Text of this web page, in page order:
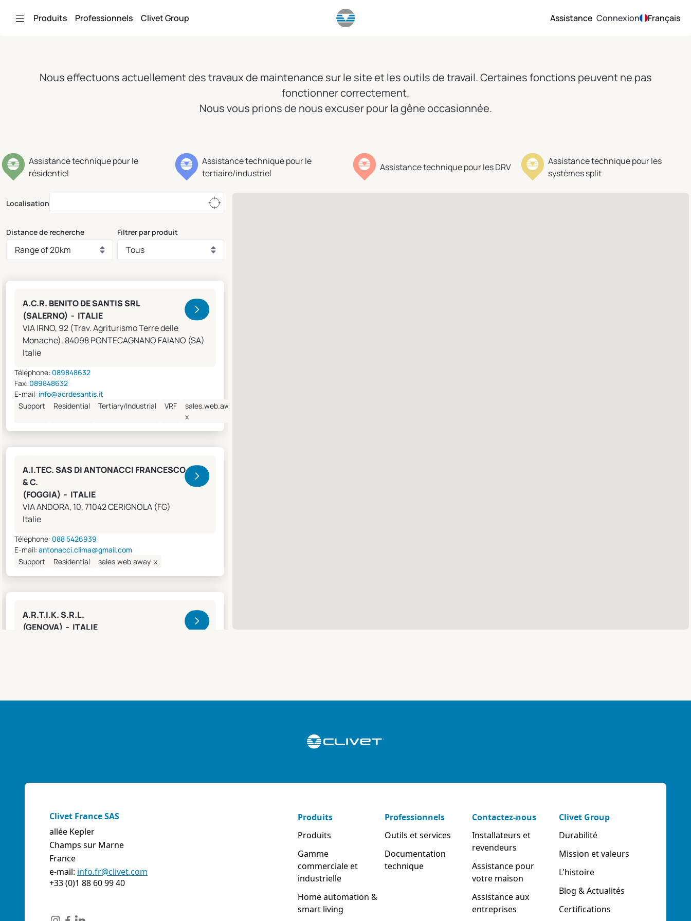
Produits Professionnels Clivet Group Assistance Connexion Français
Nous effectuons actuellement des travaux de maintenance sur le site et les outils de travail. Certaines fonctions peuvent ne pas
fonctionner correctement.
Nous vous prions de nous excuser pour la gêne occasionnée.
Assistance technique pour le
résidentiel
Assistance technique pour le
tertiaire/industriel
Assistance technique pour les DRV
Assistance technique pour les
systèmes split
Localisation
Distance de recherche Filtrer par produit
A.C.R. BENITO DE SANTIS SRL
(SALERNO) - ITALIE
VIA IRNO, 92 (Trav. Agriturismo Terre delle
Monache), 84098 PONTECAGNANO FAIANO (SA)
Italie
Téléphone: 089848632
Fax: 089848632
E-mail: info@acrdesantis.it
Support
Residential Tertiary/Industrial VRF
sales.web.away-
x
A.I.TEC. SAS DI ANTONACCI FRANCESCO
& C.
(FOGGIA) - ITALIE
VIA ANDORA, 10, 71042 CERIGNOLA (FG)
Italie
Téléphone: 088 5426939
E-mail: antonacci.clima@gmail.com
Support
Residential sales.web.away-x
A.R.T.I.K. S.R.L.
(GENOVA) - ITALIE
VIA MAESTRI DEL LAVORO, 4 - Z.I., 05023 BASCHI
0744/957610
0744956015
info@aziendaserviziitalia.it
Tertiary/Industrial
A.VENTI SRL
Clivet France SAS
allée Kepler
Champs sur Marne
France
e-mail: info.fr@clivet.com
+33 (0)1 88 60 99 40
Produits
Produits
Gamme
commerciale et
industrielle
Home automation &
smart living
Professionnels
Outils et services
Documentation
technique
Contactez-nous
Installateurs et
revendeurs
Assistance pour
votre maison
Assistance aux
entreprises
Clivet Group
Durabilité
Mission et valeurs
L'histoire
Blog & Actualités
Certifications